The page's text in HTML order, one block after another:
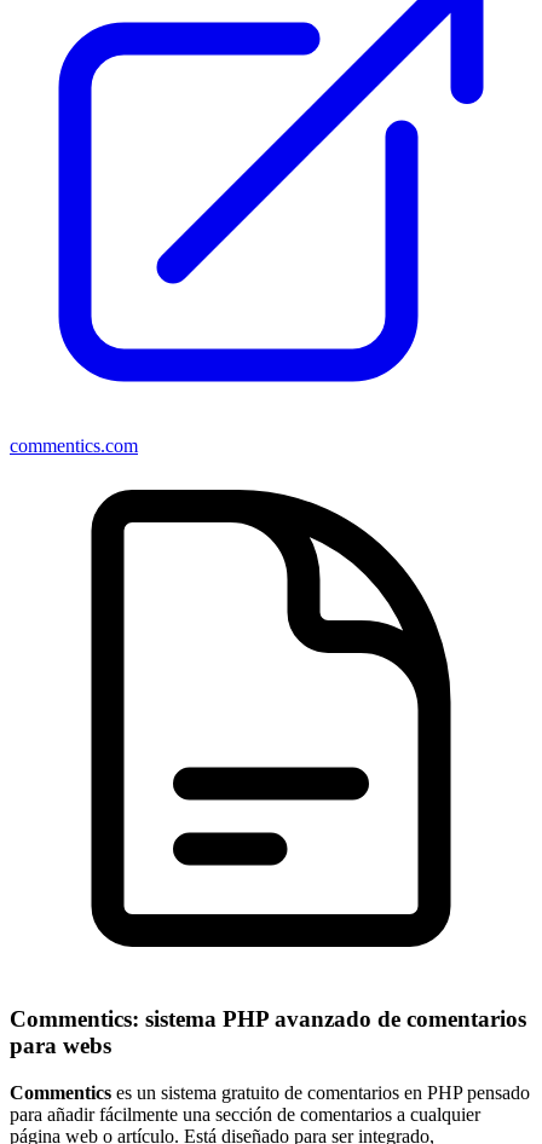
commentics.com
Commentics: sistema PHP avanzado de comentarios
para webs
Commentics es un sistema gratuito de comentarios en PHP pensado
para añadir fácilmente una sección de comentarios a cualquier
página web o artículo. Está diseñado para ser integrado,